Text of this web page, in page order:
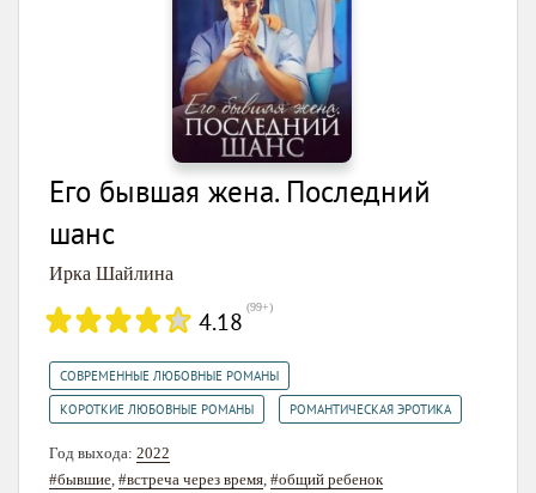
Его бывшая жена. Последний
шанс
Ирка Шайлина
4.18 (99+)
СОВРЕМЕННЫЕ ЛЮБОВНЫЕ РОМАНЫ
КОРОТКИЕ ЛЮБОВНЫЕ РОМАНЫ РОМАНТИЧЕСКАЯ ЭРОТИКА
Год выхода: 2022
#бывшие #встреча через время #общий ребенок